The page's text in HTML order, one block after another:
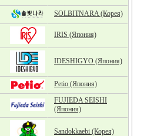
SOLBITNARA (Корея)
IRIS (Япония)
IDESHIGYO (Япония)
Petio (Япония)
FUJIEDA SEISHI
(Япония)
Sandokkaebi (Корея)